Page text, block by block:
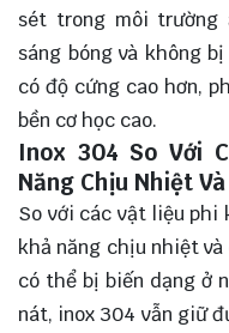
sét trong môi
sáng bóng và không
có độ cứng cao hơn,
bền cơ học cao.
Inox 304 So Với
Năng Chịu Nhiệt
So với các vật liệu phi
khả năng chịu nhiệt
có thể bị biến dạng ở
nát, inox 304 vẫn giữ